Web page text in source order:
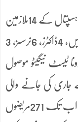
پشاور(دی خیبر ٹائمز ہیلتھ ڈیسک) خیبر ٹیچنگ ہسپتال کے 14ملازمین
کورونا کو شکست دینے میں کامیاب ہوگئے ہیں، 4ڈاکٹرز، 6نرسسز، 3
ٹیسٹ نیگیٹو موصول
جاری کی جانے والی
رپورٹ کے مطابق خیبر ٹیچنگ ہسپتال میں اب تک 271مریضوں